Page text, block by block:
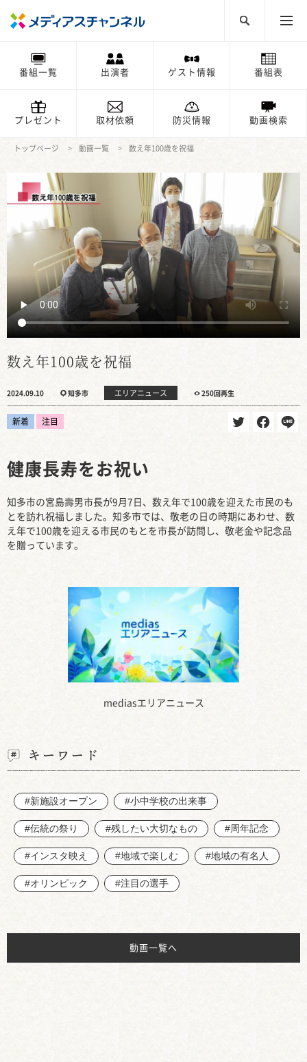
番組一覧 出演者 ゲスト情報 番組表
プレゼント 取材依頼 防災情報 動画検索
トップページ 動画一覧 数え年100歳を祝福
数え年100歳を祝福
2024.09.10 知多市 エリアニュース 250回再生
新着 注目
mediasエリアニュース
健康長寿をお祝い
知多市の宮島壽男市長が9月7日、数え年で100歳を迎えた市民のも
とを訪れ祝福しました。知多市では、敬老の日の時期にあわせ、数
え年で100歳を迎える市民のもとを市長が訪問し、敬老金や記念品
を贈っています。
キーワード
#新施設オープン #小中学校の出来事
#伝統の祭り #残したい大切なもの #周年記念
#インスタ映え #地域で楽しむ #地域の有名人
#オリンピック #注目の選手
動画一覧へ